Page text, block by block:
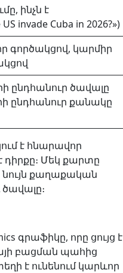
ինչն է
invade Cuba in 2026?»)
գործակցով, կարմիր
ընդհանուր ծավալը
ընդհանուր քանակը
է հնարավոր
դիրքը։ Մեկ քարտը
նույն քաղաքական
գրաֆիկը, որը ցույց է
բացման պահից
է ունենում կարևոր